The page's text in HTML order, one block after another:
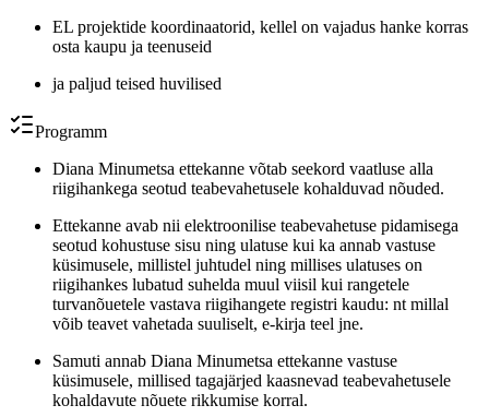
EL projektide koordinaatorid, kellel on vajadus hanke korras
osta kaupu ja teenuseid
ja paljud teised huvilised
Programm
Diana Minumetsa ettekanne võtab seekord vaatluse alla
riigihankega seotud teabevahetusele kohalduvad nõuded.
Ettekanne avab nii elektroonilise teabevahetuse pidamisega
seotud kohustuse sisu ning ulatuse kui ka annab vastuse
küsimusele, millistel juhtudel ning millises ulatuses on
riigihankes lubatud suhelda muul viisil kui rangetele
turvanõuetele vastava riigihangete registri kaudu: nt millal
võib teavet vahetada suuliselt, e-kirja teel jne.
Samuti annab Diana Minumetsa ettekanne vastuse
küsimusele, millised tagajärjed kaasnevad teabevahetusele
kohaldavute nõuete rikkumise korral.